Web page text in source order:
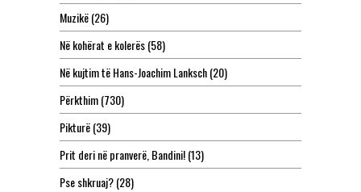
Muzikë(26)
Në kohërat e kolerës(58)
Në kujtim të Hans-Joachim Lanksch(20)
Përkthim(730)
Pikturë(39)
Prit deri në pranverë, Bandini!(13)
Pse shkruaj?(28)